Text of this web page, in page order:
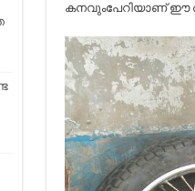
കനവുംപേറിയാണ് ഈ